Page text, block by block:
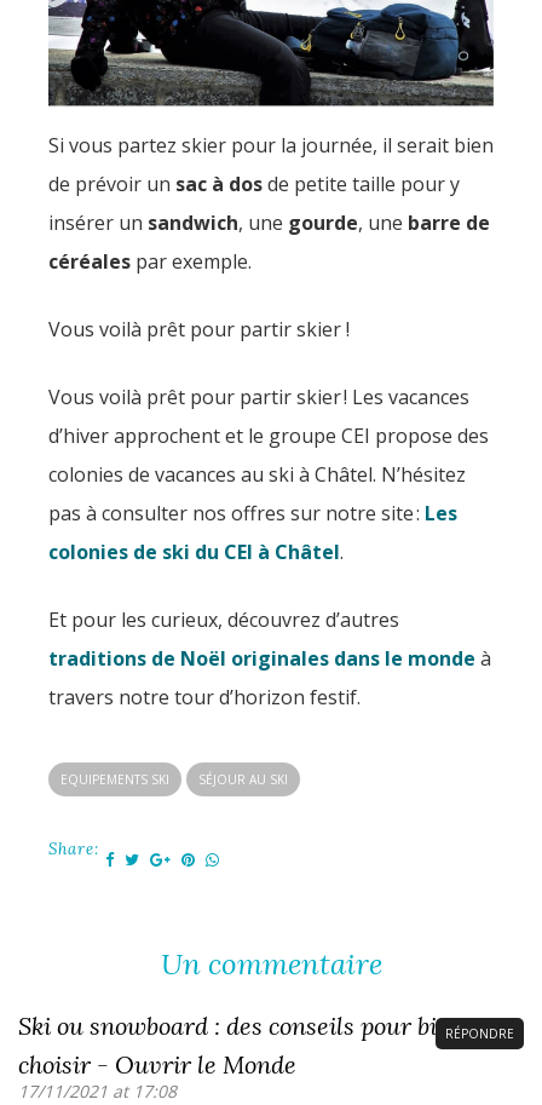
Si vous partez skier pour la journée, il serait bien
de prévoir un sac à dosde petite taille pour y
insérer un sandwich, une gourde, une barre de
céréales par exemple.
Vous voilà prêt pour partir skier !
Vous voilà prêt pour partir skier ! Les vacances
d’hiver approchent et le groupe CEI propose des
colonies de vacances au ski à Châtel. N’hésitez
pas à consulter nos offres sur notre site : Les
colonies de ski du CEI à Châtel.
Et pour les curieux, découvrez d’autres
traditions de Noël originales dans le monde à
travers notre tour d’horizon festif.
EQUIPEMENTS SKI SÉJOUR AU SKI
Share:
Un commentaire
Ski ou snowboard : des conseils pour bien
choisir - Ouvrir le Monde
17/11/2021 at 17:08
RÉPONDRE